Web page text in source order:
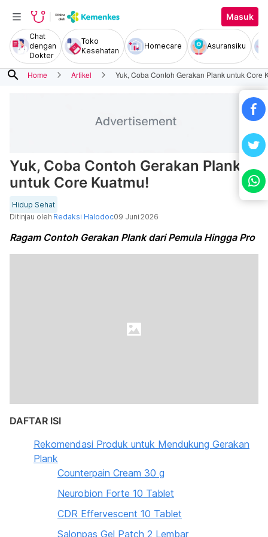
Masuk
Chat
dengan
Dokter
Toko
Kesehatan
Homecare Asuransiku
search Home Artikel Yuk, Coba Contoh Gerakan Plank untuk Core
Yuk, Coba Contoh Gerakan Plank
untuk Core Kuatmu!
Hidup Sehat
Ditinjau oleh Redaksi Halodoc09 Juni 2026
Ragam Contoh Gerakan Plank dari Pemula Hingga Pro
DAFTAR ISI
Rekomendasi Produk untuk Mendukung Gerakan
Plank
Counterpain Cream 30 g
Neurobion Forte 10 Tablet
CDR Effervescent 10 Tablet
Salonpas Gel Patch 2 Lembar